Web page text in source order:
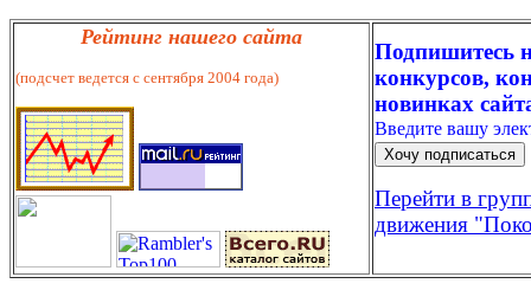
Рейтинг нашего сайта
(подсчет ведется с сентября 2004 года)
Подпишитесь
конкурсов,
новинках
Введите вашу
Перейти в
движения